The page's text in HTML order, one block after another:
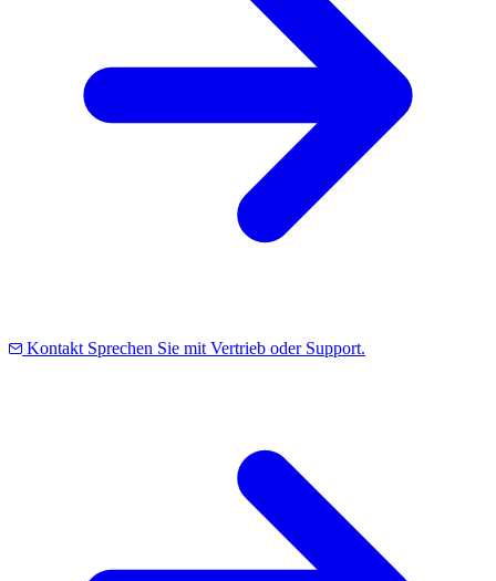
Kontakt Sprechen Sie mit Vertrieb oder Support.